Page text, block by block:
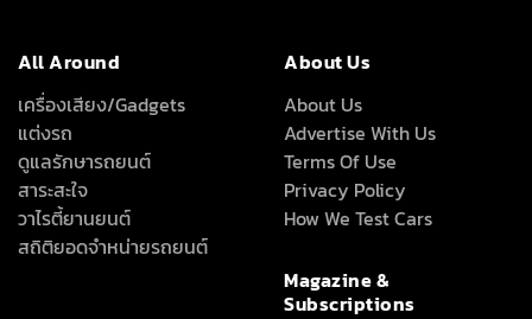
All Around
เครื่องเสียง/Gadgets
แต่งรถ
ดูแลรักษารถยนต์
สาระสะใจ
วาไรตี้ยานยนต์
สถิติยอดจำหน่ายรถยนต์
About Us
About Us
Advertise With Us
Terms Of Use
Privacy Policy
How We Test Cars
Magazine &
Subscriptions